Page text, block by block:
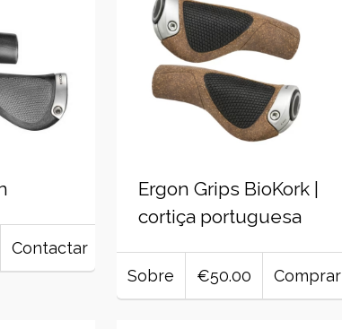
Contactar
Ergon Grips BioKork |
cortiça portuguesa
Sobre €50.00 Comprar